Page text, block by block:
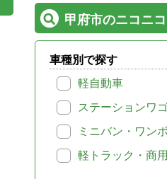
甲府市のニコニ
車種別で探す
軽自動車
ステーションワ
ミニバン・ワン
軽トラック・商